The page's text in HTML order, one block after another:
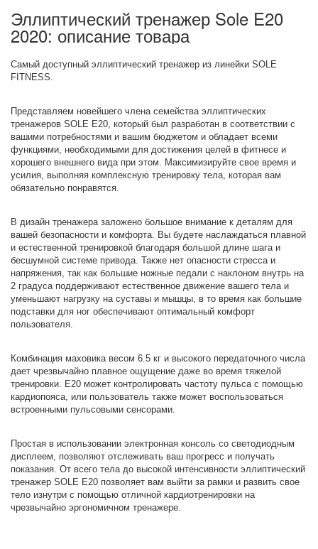
Эллиптический тренажер Sole E20
2020: описание товара
Самый доступный эллиптический тренажер из линейки SOLE
FITNESS.
Представляем новейшего члена семейства эллиптических
тренажеров SOLE E20, который был разработан в соответствии с
вашими потребностями и вашим бюджетом и обладает всеми
функциями, необходимыми для достижения целей в фитнесе и
хорошего внешнего вида при этом. Максимизируйте свое время и
усилия, выполняя комплексную тренировку тела, которая вам
обязательно понравятся.
В дизайн тренажера заложено большое внимание к деталям для
вашей безопасности и комфорта. Вы будете наслаждаться плавной
и естественной тренировкой благодаря большой длине шага и
бесшумной системе привода. Также нет опасности стресса и
напряжения, так как большие ножные педали с наклоном внутрь на
2 градуса поддерживают естественное движение вашего тела и
уменьшают нагрузку на суставы и мышцы, в то время как большие
подставки для ног обеспечивают оптимальный комфорт
пользователя.
Комбинация маховика весом 6.5 кг и высокого передаточного числа
дает чрезвычайно плавное ощущение даже во время тяжелой
тренировки. E20 может контролировать частоту пульса с помощью
кардиопояса, или пользователь также может воспользоваться
встроенными пульсовыми сенсорами.
Простая в использовании электронная консоль со светодиодным
дисплеем, позволяют отслеживать ваш прогресс и получать
показания. От всего тела до высокой интенсивности эллиптический
тренажер SOLE E20 позволяет вам выйти за рамки и развить свое
тело изнутри с помощью отличной кардиотренировки на
чрезвычайно эргономичном тренажере.